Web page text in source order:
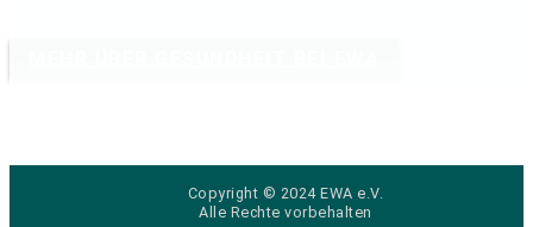
Copyright © 2024 EWA e.V.
Alle Rechte vorbehalten